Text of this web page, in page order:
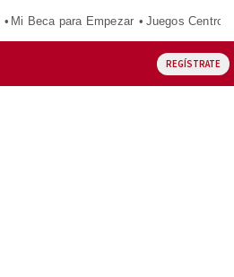
Mi Beca para Empezar Juegos
REGÍSTRATE